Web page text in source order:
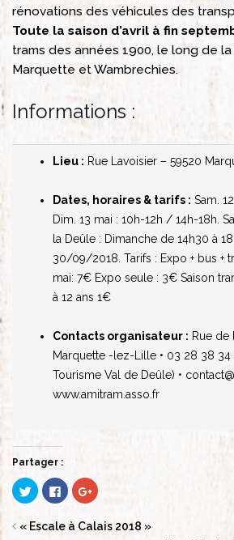
rénovations des véhicules des
Toute la saison d’avril à fin
trams des années 1900, le long de
Marquette et Wambrechies.
Informations :
Lieu : Rue Lavoisier – 59520
Dates, horaires & tarifs : Sam.
Dim. 13 mai : 10h-12h / 14h-18h.
la Deûle : Dimanche de 14h30 à
30/09/2018. Tarifs : Expo + bus +
mai: 7€ Expo seule : 3€ Saison
à 12 ans 1€
Contacts organisateur : Rue de
Marquette -lez-Lille • 03 28 38 34
Tourisme Val de Deûle) •
www.amitram.asso.fr
Partager :
Cliquez
pour
partager
Twitter(ouvre
Cliquez
pour
partager
Facebook(ouvre
Cliquez
pour
Google+
« Escale à Calais 2018 »